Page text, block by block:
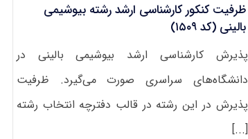
ظرفیت کنکور کارشناسی ارشد رشته بیوشیمی
بالینی (کد ۱۵۰۹)
پذیرش کارشناسی ارشد بیوشیمی بالینی در
دانشگاه‌های سراسری صورت می‌گیرد. ظرفیت
پذیرش در این رشته در قالب دفترچه انتخاب رشته
[...]